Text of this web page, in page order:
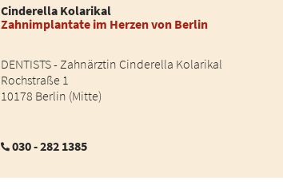
Cinderella Kolarikal
Zahnimplantate im Herzen von Berlin
DENTISTS - Zahnärztin Cinderella Kolarikal
Rochstraße 1
10178 Berlin (Mitte)
030 - 282 1385